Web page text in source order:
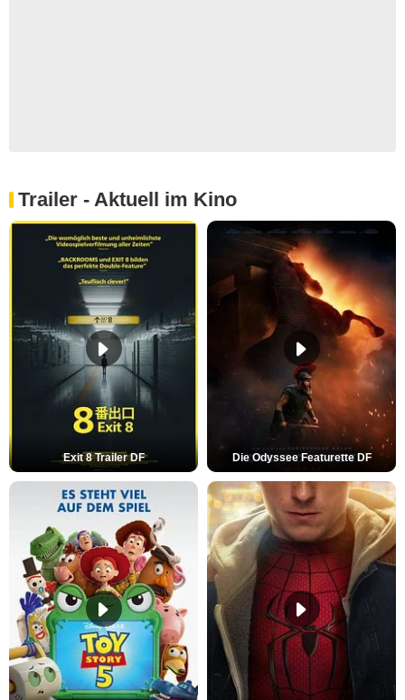
Trailer - Aktuell im Kino
Exit 8 Trailer DF Die Odyssee Featurette DF